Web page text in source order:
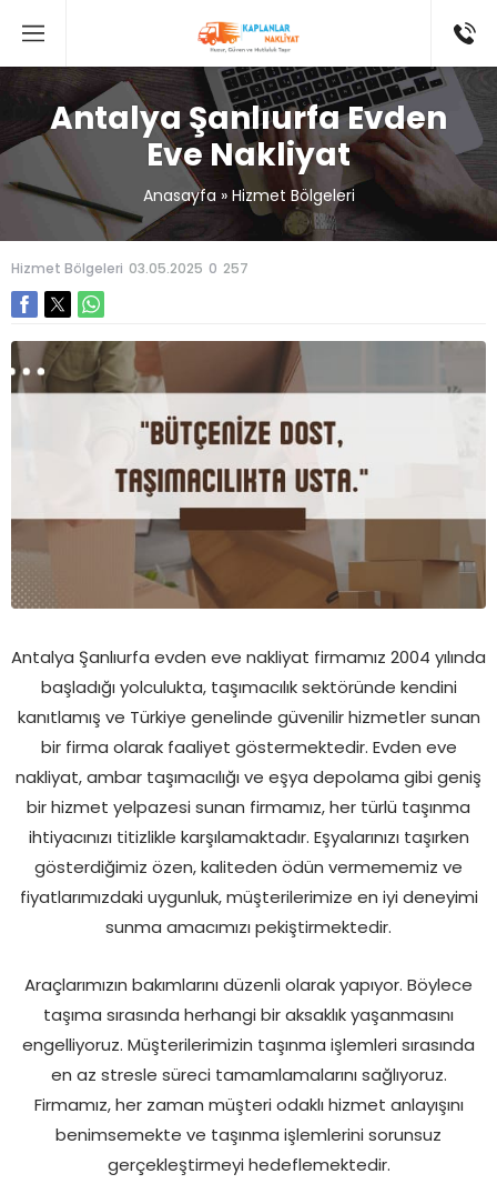
Antalya Şanlıurfa Evden
Eve Nakliyat
Anasayfa» Hizmet Bölgeleri
Hizmet Bölgeleri 03.05.2025 0 257
Antalya Şanlıurfa evden eve nakliyat firmamız 2004 yılında
başladığı yolculukta, taşımacılık sektöründe kendini
kanıtlamış ve Türkiye genelinde güvenilir hizmetler sunan
bir firma olarak faaliyet göstermektedir. Evden eve
nakliyat, ambar taşımacılığı ve eşya depolama gibi geniş
bir hizmet yelpazesi sunan firmamız, her türlü taşınma
ihtiyacınızı titizlikle karşılamaktadır. Eşyalarınızı taşırken
gösterdiğimiz özen, kaliteden ödün vermememiz ve
fiyatlarımızdaki uygunluk, müşterilerimize en iyi deneyimi
sunma amacımızı pekiştirmektedir.
Araçlarımızın bakımlarını düzenli olarak yapıyor. Böylece
taşıma sırasında herhangi bir aksaklık yaşanmasını
engelliyoruz. Müşterilerimizin taşınma işlemleri sırasında
en az stresle süreci tamamlamalarını sağlıyoruz.
Firmamız, her zaman müşteri odaklı hizmet anlayışını
benimsemekte ve taşınma işlemlerini sorunsuz
gerçekleştirmeyi hedeflemektedir.